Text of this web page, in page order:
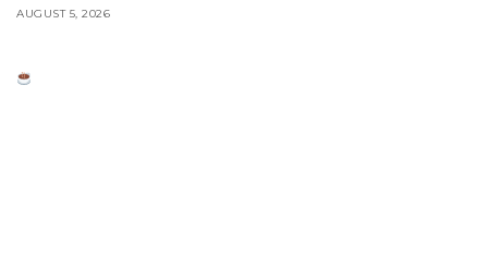
AUGUST 5, 2026